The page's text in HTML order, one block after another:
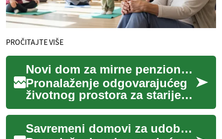
PROČITAJTE VIŠE
Novi dom za mirne penzionerske dane
Pronalaženje odgovarajućeg
životnog prostora za starije
osobe važna je odluka koja
utiče na kvalitet života,
udobnost...
Savremeni domovi za udobnost u starosti